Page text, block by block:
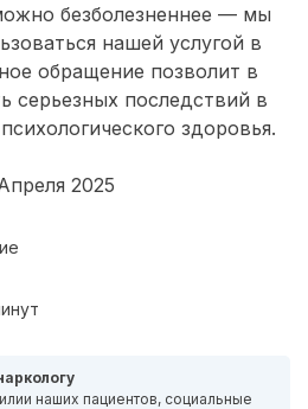
безболезненнее — мы
нашей услугой в
обращение позволит в
серьезных последствий в
здоровья.
2025
наших пациентов, социальные